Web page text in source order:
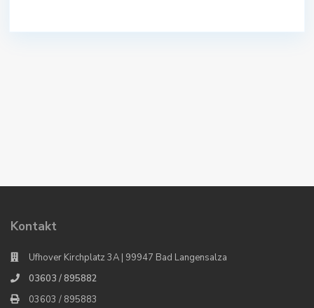
Kontakt
Ufhover Kirchplatz 3A | 99947 Bad Langensalza
03603 / 895882
03603 / 895883